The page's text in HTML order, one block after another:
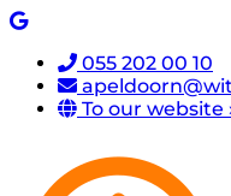
055 202 00 10
To our website